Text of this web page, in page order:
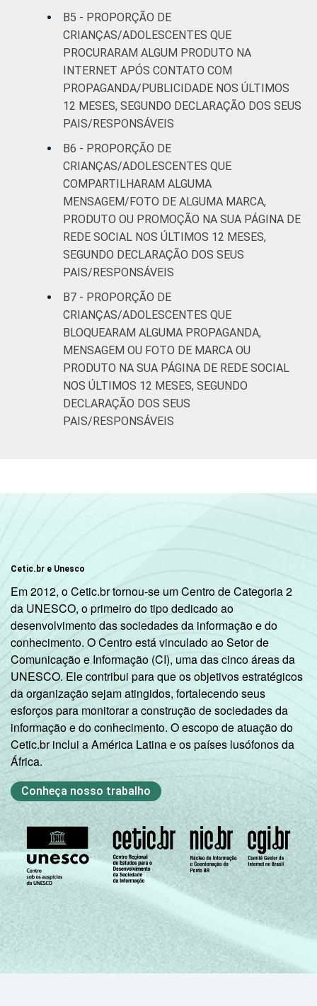
B5 - PROPORÇÃO DE
CRIANÇAS/ADOLESCENTES QUE
PROCURARAM ALGUM PRODUTO NA
INTERNET APÓS CONTATO COM
PROPAGANDA/PUBLICIDADE NOS ÚLTIMOS
12 MESES, SEGUNDO DECLARAÇÃO DOS SEUS
PAIS/RESPONSÁVEIS
B6 - PROPORÇÃO DE
CRIANÇAS/ADOLESCENTES QUE
COMPARTILHARAM ALGUMA
MENSAGEM/FOTO DE ALGUMA MARCA,
PRODUTO OU PROMOÇÃO NA SUA PÁGINA DE
REDE SOCIAL NOS ÚLTIMOS 12 MESES,
SEGUNDO DECLARAÇÃO DOS SEUS
PAIS/RESPONSÁVEIS
B7 - PROPORÇÃO DE
CRIANÇAS/ADOLESCENTES QUE
BLOQUEARAM ALGUMA PROPAGANDA,
MENSAGEM OU FOTO DE MARCA OU
PRODUTO NA SUA PÁGINA DE REDE SOCIAL
NOS ÚLTIMOS 12 MESES, SEGUNDO
DECLARAÇÃO DOS SEUS
PAIS/RESPONSÁVEIS
Cetic.br e Unesco
Em 2012, o Cetic.br tornou-se um Centro de Categoria 2
da UNESCO, o primeiro do tipo dedicado ao
desenvolvimento das sociedades da informação e do
conhecimento. O Centro está vinculado ao Setor de
Comunicação e Informação (CI), uma das cinco áreas da
UNESCO. Ele contribui para que os objetivos estratégicos
da organização sejam atingidos, fortalecendo seus
esforços para monitorar a construção de sociedades da
informação e do conhecimento. O escopo de atuação do
Cetic.br inclui a América Latina e os países lusófonos da
África.
Conheça nosso trabalho